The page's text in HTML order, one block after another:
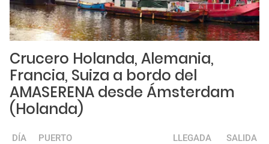
Crucero Holanda, Alemania,
Francia, Suiza a bordo del
AMASERENA desde Ámsterdam
(Holanda)
DÍA PUERTO LLEGADA SALIDA